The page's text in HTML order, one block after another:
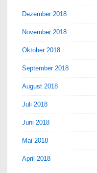
Dezember 2018
November 2018
Oktober 2018
September 2018
August 2018
Juli 2018
Juni 2018
Mai 2018
April 2018